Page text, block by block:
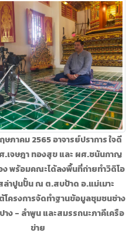
ษภาคม 2565 อาจารย์ปราการ ใจดี
เจษฎา ทองสุข และ ผศ.ชนันกาญ
พร้อมคณะได้ลงพื้นที่ถ่ายทำวิดิโอ
ปูนปั้น ณ ต.สบป้าด อ.แม่เมาะ
โครงการจัดทำฐานข้อมูลชุมชนช่าง
าง - ลำพูน และสมรรถนะภาคีเครือ
ข่าย